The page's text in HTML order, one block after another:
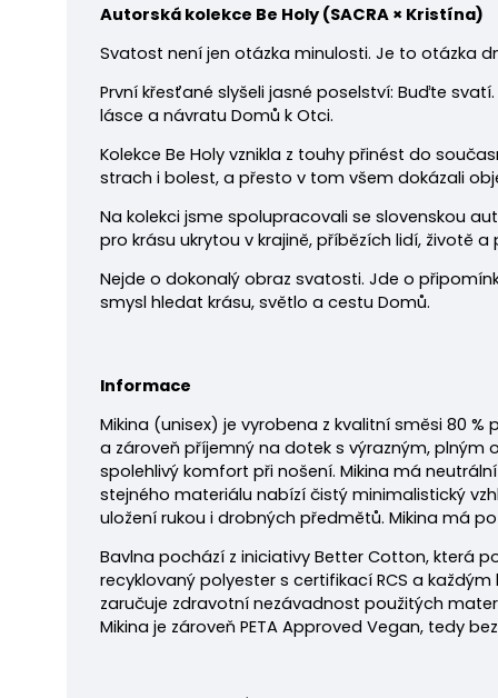
Autorská kolekce Be Holy (SACRA × Kristína)
Svatost není jen otázka minulosti. Je to otázka
První křesťané slyšeli jasné poselství: Buďte
lásce a návratu Domů k Otci.
Kolekce Be Holy vznikla z touhy přinést do
strach i bolest, a přesto v tom všem dokázali
Na kolekci jsme spolupracovali se slovenskou
pro krásu ukrytou v krajině, příbězích lidí, životě a
Nejde o dokonalý obraz svatosti. Jde o
smysl hledat krásu, světlo a cestu Domů.
Informace
Mikina (unisex) je vyrobena z kvalitní směsi 80
a zároveň příjemný na dotek s výrazným,
spolehlivý komfort při nošení. Mikina má
stejného materiálu nabízí čistý minimalistický
uložení rukou i drobných předmětů. Mikina má
Bavlna pochází z iniciativy Better Cotton, která
recyklovaný polyester s certifikací RCS a každým
zaručuje zdravotní nezávadnost použitých
Mikina je zároveň PETA Approved Vegan, tedy